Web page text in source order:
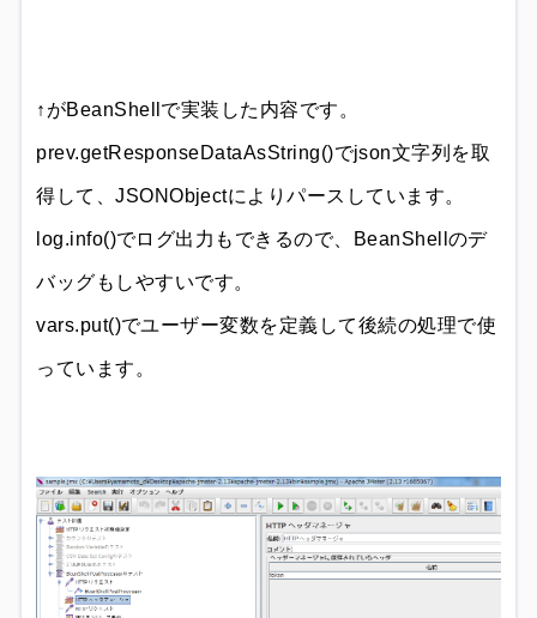
↑がBeanShellで実装した内容です。
prev.getResponseDataAsString()でjson文字列を取
得して、JSONObjectによりパースしています。
log.info()でログ出力もできるので、BeanShellのデ
バッグもしやすいです。
vars.put()でユーザー変数を定義して後続の処理で使
っています。